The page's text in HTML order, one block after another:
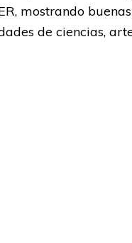
mostrando
de ciencias,